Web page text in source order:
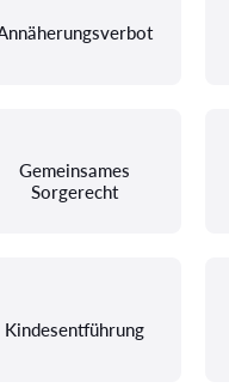
Gemeinsames
Sorgerecht
Kindesentführung